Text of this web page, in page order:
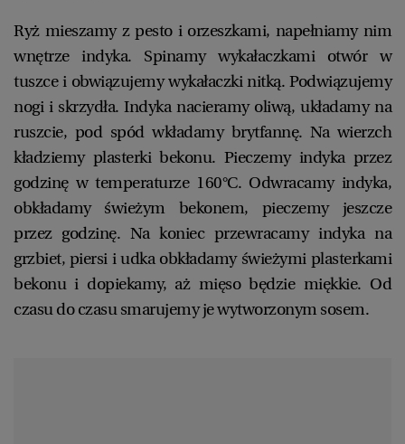
Ryż mieszamy z pesto i orzeszkami, napełniamy nim
wnętrze indyka. Spinamy wykałaczkami otwór w
tuszce i obwiązujemy wykałaczki nitką. Podwiązujemy
nogi i skrzydła. Indyka nacieramy oliwą, układamy na
ruszcie, pod spód wkładamy brytfannę. Na wierzch
kładziemy plasterki bekonu. Pieczemy indyka przez
godzinę w temperaturze 160°C. Odwracamy indyka,
obkładamy świeżym bekonem, pieczemy jeszcze
przez godzinę. Na koniec przewracamy indyka na
grzbiet, piersi i udka obkładamy świeżymi plasterkami
bekonu i dopiekamy, aż mięso będzie miękkie. Od
czasu do czasu smarujemy je wytworzonym sosem.